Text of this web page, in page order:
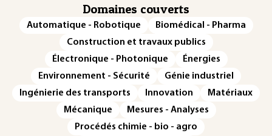
Domaines couverts
Automatique - Robotique
Biomédical - Pharma
Construction et travaux publics
Électronique - Photonique
Énergies
Environnement - Sécurité
Génie industriel
Ingénierie des transports
Innovation
Matériaux
Mécanique
Mesures - Analyses
Procédés chimie - bio - agro